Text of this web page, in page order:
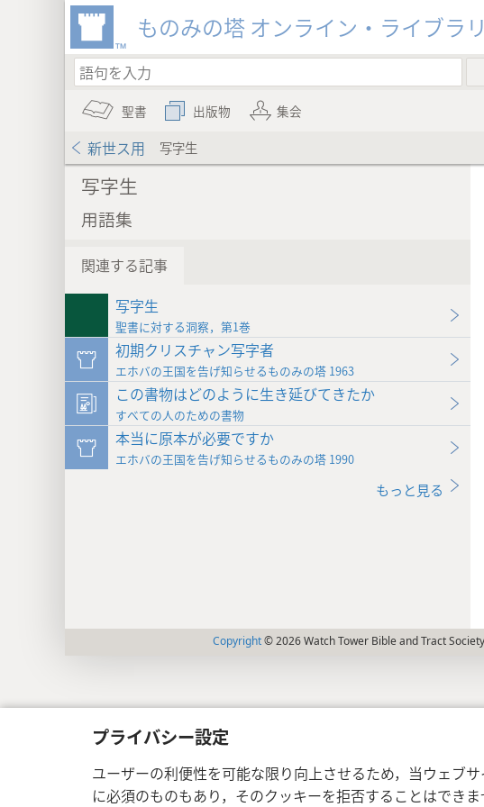
プライバシー設定
ユーザーの利便性を可能な限り向上させるため，当ウェブ
に必須のものもあり，そのクッキーを拒否することはでき
ものみの塔 オンライン・ライブラ
聖書 出版物 集会
新世ス用 写字生
写字生
用語集
関連する記事
写字生
聖書に対する洞察，第1巻
初期クリスチャン写字者
エホバの王国を告げ知らせるものみの塔 1963
この書物はどのように生き延びてきたか
すべての人のための書物
本当に原本が必要ですか
エホバの王国を告げ知らせるものみの塔 1990
もっと見る
Copyright© 2026 Watch Tower Bible and Tract